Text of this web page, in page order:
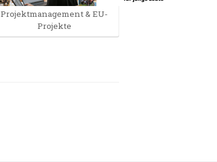
Projektmanagement & EU-
Projekte